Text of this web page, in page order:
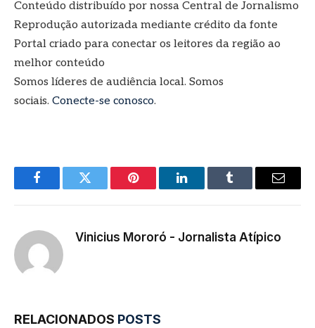
Conteúdo distribuído por nossa Central de Jornalismo
Reprodução autorizada mediante crédito da fonte
Portal criado para conectar os leitores da região ao
melhor conteúdo
Somos líderes de audiência local. Somos
sociais. Conecte-se conosco.
FacebookTwitter Pinterest LinkedInTumblr
E-
Vinicius Mororó - Jornalista Atípico
RELACIONADOS POSTS